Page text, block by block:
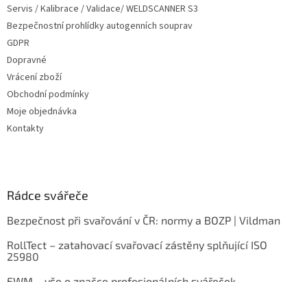
Servis / Kalibrace / Validace/ WELDSCANNER S3
Bezpečnostní prohlídky autogenních souprav
GDPR
Dopravné
Vrácení zboží
Obchodní podmínky
Moje objednávka
Kontakty
Rádce svářeče
Bezpečnost při svařování v ČR: normy a BOZP | Vildman
RollTect – zatahovací svařovací zástěny splňující ISO
25980